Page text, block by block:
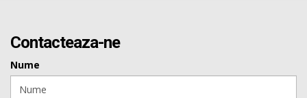
Contacteaza-ne
Nume